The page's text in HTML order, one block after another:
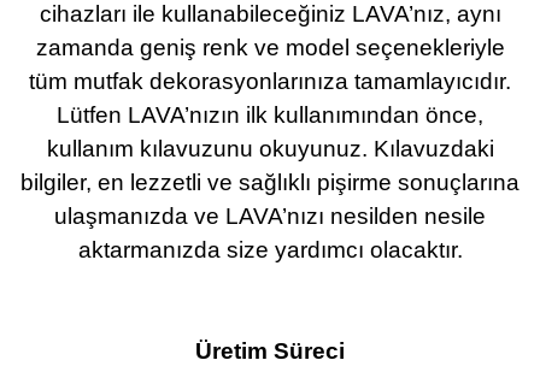
cihazları ile kullanabileceğiniz LAVA’nız, aynı
zamanda geniş renk ve model seçenekleriyle
tüm mutfak dekorasyonlarınıza tamamlayıcıdır.
Lütfen LAVA’nızın ilk kullanımından önce,
kullanım kılavuzunu okuyunuz. Kılavuzdaki
bilgiler, en lezzetli ve sağlıklı pişirme sonuçlarına
ulaşmanızda ve LAVA’nızı nesilden nesile
aktarmanızda size yardımcı olacaktır.
Üretim Süreci